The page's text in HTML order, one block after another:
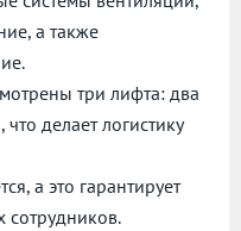
а также
три лифта: два
делает логистику
а это гарантирует
сотрудников.